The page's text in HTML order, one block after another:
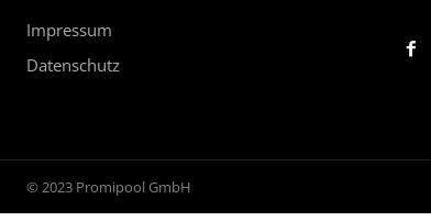
Impressum
Datenschutz
© 2023 Promipool GmbH